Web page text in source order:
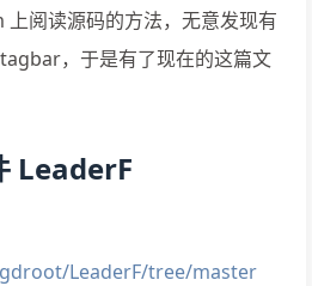
阅读源码的方法，无意发现有
，于是有了现在的这篇文
LeaderF
LeaderF/tree/master